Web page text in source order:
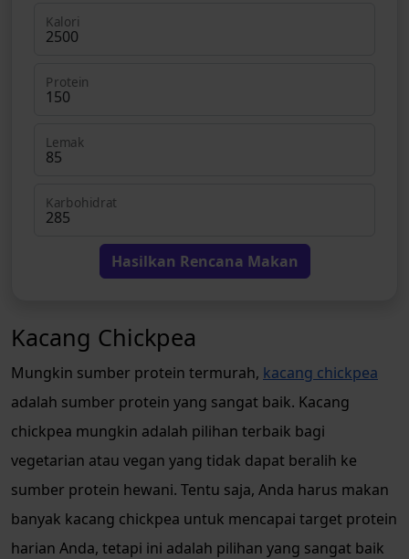
Kalori
Protein
Lemak
Karbohidrat
Hasilkan Rencana Makan
Kacang Chickpea
Mungkin sumber protein termurah, kacang chickpea
adalah sumber protein yang sangat baik. Kacang
chickpea mungkin adalah pilihan terbaik bagi
vegetarian atau vegan yang tidak dapat beralih ke
sumber protein hewani. Tentu saja, Anda harus makan
banyak kacang chickpea untuk mencapai target protein
harian Anda, tetapi ini adalah pilihan yang sangat baik